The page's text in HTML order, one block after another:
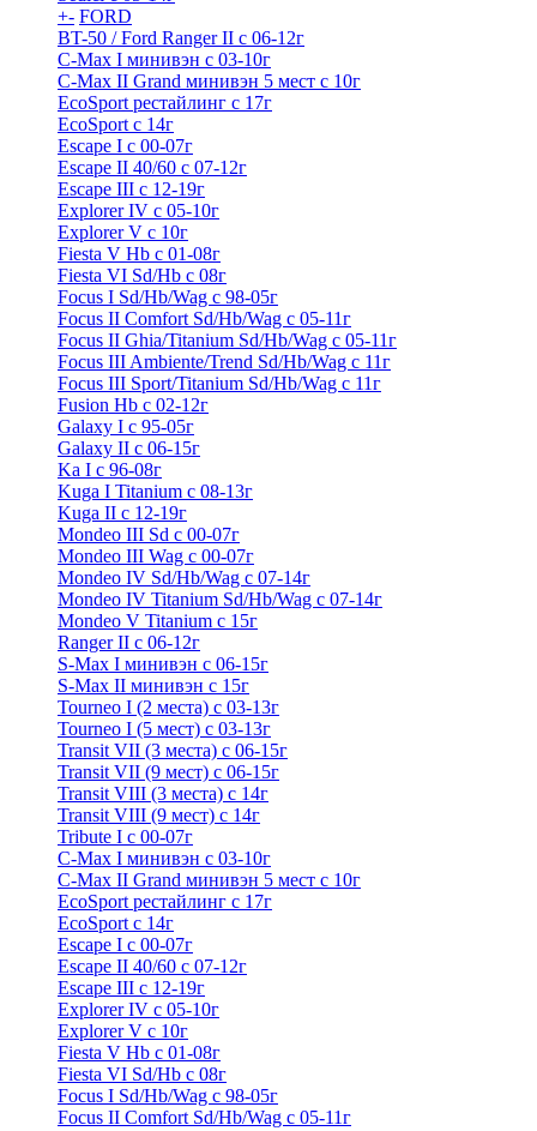
+- FORD
BT-50 / Ford Ranger II с 06-12г
C-Max I минивэн с 03-10г
C-Max II Grand минивэн 5 мест с 10г
EcoSport рестайлинг с 17г
EcoSport с 14г
Escape I с 00-07г
Escape II 40/60 с 07-12г
Escape III с 12-19г
Explorer IV c 05-10г
Explorer V c 10г
Fiesta V Hb с 01-08г
Fiesta VI Sd/Hb с 08г
Focus I Sd/Hb/Wag с 98-05г
Focus II Comfort Sd/Hb/Wag с 05-11г
Focus II Ghia/Titanium Sd/Hb/Wag с 05-11г
Focus III Ambiente/Trend Sd/Hb/Wag с 11г
Focus III Sport/Titanium Sd/Hb/Wag с 11г
Fusion Hb с 02-12г
Galaxy I с 95-05г
Galaxy II c 06-15г
Ka I с 96-08г
Kuga I Titanium с 08-13г
Kuga II c 12-19г
Mondeo III Sd с 00-07г
Mondeo III Wag с 00-07г
Mondeo IV Sd/Hb/Wag с 07-14г
Mondeo IV Titanium Sd/Hb/Wag с 07-14г
Mondeo V Titanium с 15г
Ranger II с 06-12г
S-Max I минивэн с 06-15г
S-Max II минивэн с 15г
Tourneo I (2 места) с 03-13г
Tourneo I (5 мест) с 03-13г
Transit VII (3 места) с 06-15г
Transit VII (9 мест) с 06-15г
Transit VIII (3 места) с 14г
Transit VIII (9 мест) с 14г
Tribute I c 00-07г
C-Max I минивэн с 03-10г
C-Max II Grand минивэн 5 мест с 10г
EcoSport рестайлинг с 17г
EcoSport с 14г
Escape I с 00-07г
Escape II 40/60 с 07-12г
Escape III с 12-19г
Explorer IV c 05-10г
Explorer V c 10г
Fiesta V Hb с 01-08г
Fiesta VI Sd/Hb с 08г
Focus I Sd/Hb/Wag с 98-05г
Focus II Comfort Sd/Hb/Wag с 05-11г